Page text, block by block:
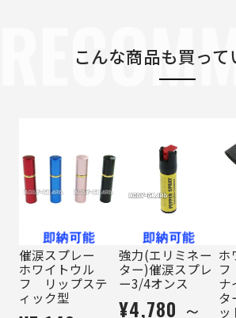
こんな商品も買って
催涙スプレー
ホワイトウル
フ リップステ
ィック型
強力(エリミネー
ター)催涙スプレ
ー3/4オンス
¥4,780 ～
ホ
ナ
タ
ッ